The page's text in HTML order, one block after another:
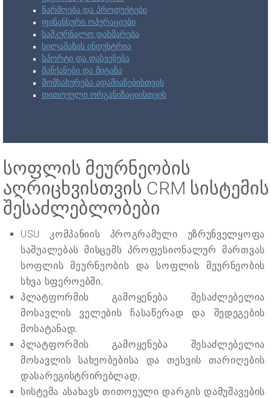
წარმოება და პროდუქტები
ფინანსური ოპერაციები
სამკურნალო დახმარება
სილამაზის ინდუსტრია
სპორტი და დასვენება
მანქანები და მიტანა
მომსახურება ადამიანებისთვის
თითოეული ორგანიზაციისთვის
სოფლის მეურნეობის
აღრიცხვისთვის CRM სისტემის
შესაძლებლობები
USU კომპანიის პროგრამული უზრუნველყოფა
საშუალებას მისცემს პროფესიონალურ მართვას
სოფლის მეურნეობის და სოფლის მეურნეობის
სხვა სფეროებში;
პლატფორმის გამოყენება შესაძლებელია
მოსავლის ველების ჩასაწერად და შედეგების
მოსატანად;
პლატფორმის გამოყენება შესაძლებელია
მოსავლის სახეობებისა და თესვის თარიღების
დასარეგისტრირებლად;
სისტემა ასახავს თითოეული დარგის დამუშავების